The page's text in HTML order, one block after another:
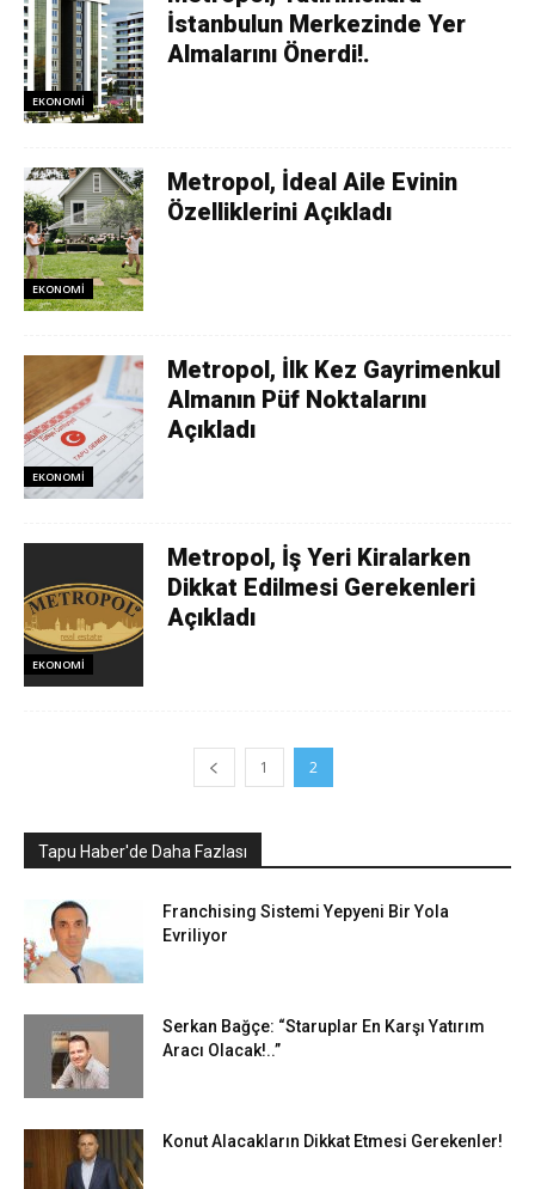
EKONOMI
İstanbulun Merkezinde Yer
Almalarını Önerdi!.
EKONOMI
Metropol, İdeal Aile Evinin
Özelliklerini Açıkladı
EKONOMI
Metropol, İlk Kez Gayrimenkul
Almanın Püf Noktalarını
Açıkladı
EKONOMI
Metropol, İş Yeri Kiralarken
Dikkat Edilmesi Gerekenleri
Açıkladı
1 2
Tapu Haber'de Daha Fazlası
Franchising Sistemi Yepyeni Bir Yola
Evriliyor
Serkan Bağçe: “Staruplar En Karşı Yatırım
Aracı Olacak!..”
Konut Alacakların Dikkat Etmesi Gerekenler!